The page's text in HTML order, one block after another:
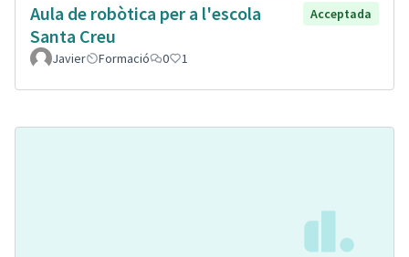
Aula de robòtica per a l'escola
Santa Creu
Acceptada
Javier Formació 0 1